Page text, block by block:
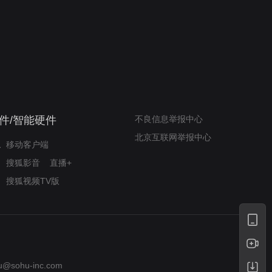
/智能硬件
移动客户端
搜狐影音
直播+
搜狐视频TV版
不良信息举报中心
北京互联网举报中心
inc.com